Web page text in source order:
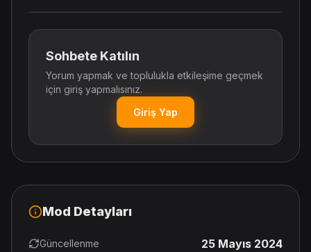
Sohbete Katılın
Yorum yapmak ve toplulukla etkileşime geçmek
için giriş yapmalısınız.
Giriş Yap
Mod Detayları
Güncellenme 25 Mayıs 2024